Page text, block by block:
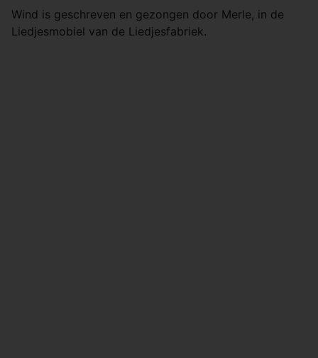
Wind is geschreven en gezongen door Merle, in de
Liedjesmobiel van de Liedjesfabriek.